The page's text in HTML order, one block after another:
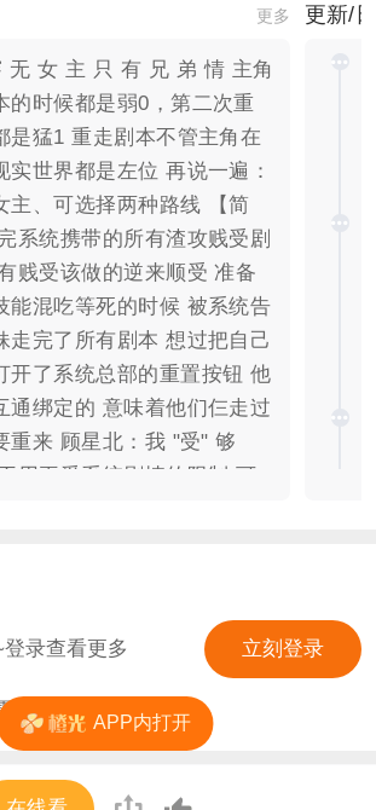
更多
无 女 主 只 有 兄 弟 情 主角
的时候都是弱0，第二次重
是猛1 重走剧本不管主角在
实世界都是左位 再说一遍：
主、可选择两种路线 【简
系统携带的所有渣攻贱受剧
贱受该做的逆来顺受 准备
能混吃等死的时候 被系统告
走完了所有剧本 想过把自己
开了系统总部的重置按钮 他
通绑定的 意味着他们仨走过
重来 顾星北：我 "受" 够
用再受系统剧情的限制 可
前渣后乖的 还是一直温
裁的替身情人（现代都市）
备胎跟班（现代校园） 剧本
弟弟（古风皇权） 剧本四：
（古风后宅） 剧本五：影帝
代ABO） 【版权信息】 剧
更新/
录查看更多 立刻登录
25 花
APP内打开